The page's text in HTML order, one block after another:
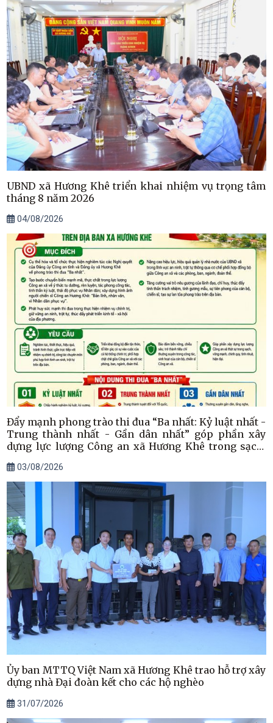
UBND xã Hương Khê triển khai nhiệm vụ trọng tâm
tháng 8 năm 2026
04/08/2026
Đẩy mạnh phong trào thi đua “Ba nhất: Kỷ luật nhất -
Trung thành nhất - Gần dân nhất” góp phần xây
dựng lực lượng Công an xã Hương Khê trong sạch,
03/08/2026
Ủy ban MTTQ Việt Nam xã Hương Khê trao hỗ trợ xây
dựng nhà Đại đoàn kết cho các hộ nghèo
31/07/2026